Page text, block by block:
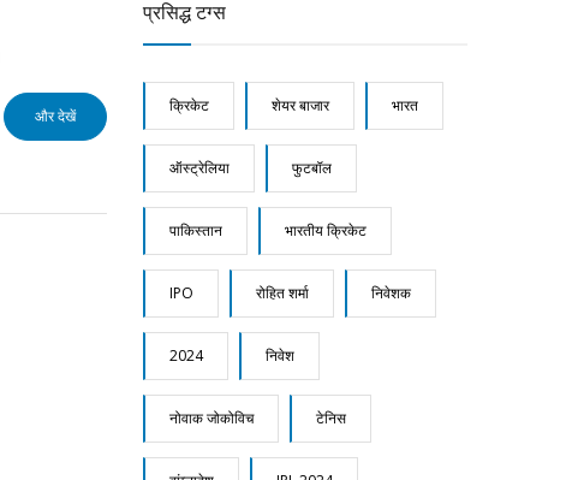
और देखें
प्रसिद्ध टग्स
क्रिकेट शेयर बाजार भारत
ऑस्ट्रेलिया फुटबॉल
पाकिस्तान भारतीय क्रिकेट
IPO रोहित शर्मा निवेशक
2024 निवेश
नोवाक जोकोविच टेनिस